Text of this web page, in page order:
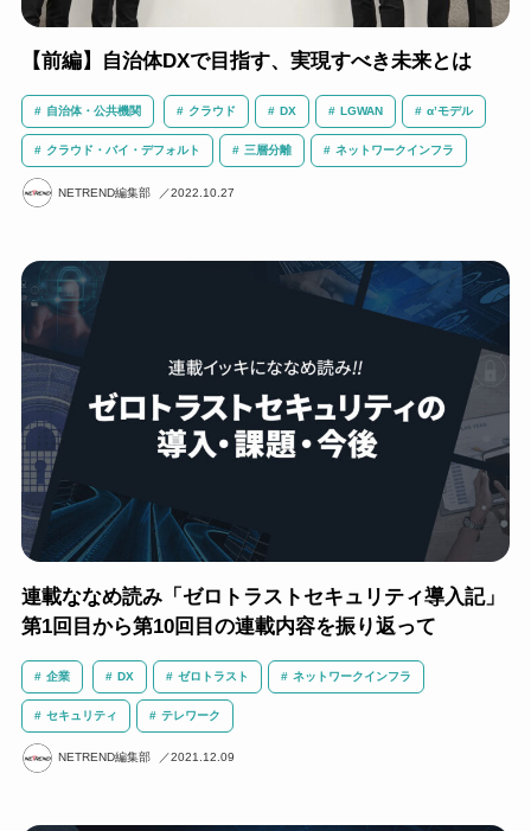
【前編】自治体DXで目指す、実現すべき未来とは
自治体・公共機関 クラウド DX LGWAN α’モデル
クラウド・バイ・デフォルト 三層分離 ネットワークインフラ
NETREND編集部 2022.10.27
連載ななめ読み「ゼロトラストセキュリティ導入記」
第1回目から第10回目の連載内容を振り返って
企業 DX ゼロトラスト ネットワークインフラ
セキュリティ テレワーク
NETREND編集部 2021.12.09